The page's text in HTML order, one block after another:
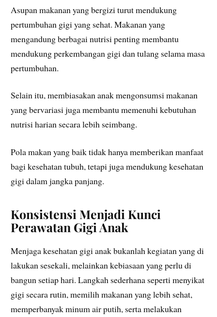
Asupan makanan yang bergizi turut mendukung
pertumbuhan gigi yang sehat. Makanan yang
mengandung berbagai nutrisi penting membantu
mendukung perkembangan gigi dan tulang selama masa
pertumbuhan.
Selain itu, membiasakan anak mengonsumsi makanan
yang bervariasi juga membantu memenuhi kebutuhan
nutrisi harian secara lebih seimbang.
Pola makan yang baik tidak hanya memberikan manfaat
bagi kesehatan tubuh, tetapi juga mendukung kesehatan
gigi dalam jangka panjang.
Konsistensi Menjadi Kunci
Perawatan Gigi Anak
Menjaga kesehatan gigi anak bukanlah kegiatan yang di
lakukan sesekali, melainkan kebiasaan yang perlu di
bangun setiap hari. Langkah sederhana seperti menyikat
gigi secara rutin, memilih makanan yang lebih sehat,
memperbanyak minum air putih, serta melakukan